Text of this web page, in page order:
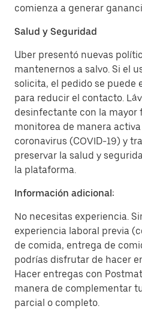
comienza a generar
Salud y Seguridad
Uber presentó nuevas
mantenernos a salvo. Si el
solicita, el pedido se puede
para reducir el contacto.
desinfectante con la mayor
monitorea de manera
coronavirus (COVID-19) y
preservar la salud y
la plataforma.
Información adicional:
No necesitas experiencia.
experiencia laboral previa
de comida, entrega de
podrías disfrutar de hacer
Hacer entregas con
manera de complementar
parcial o completo.